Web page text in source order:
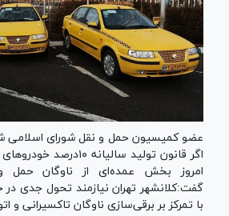
عضو کمیسیون حمل و نقل شورای اسلامی
اگر قانون تولید سالیانه
امروز بخش عمده‌ای از ناوگان حمل
گفت:کلانشهر تهران نیازمند تحول جدی
با تمرکز بر برقی‌سازی ناوگان تاکسیرانی و